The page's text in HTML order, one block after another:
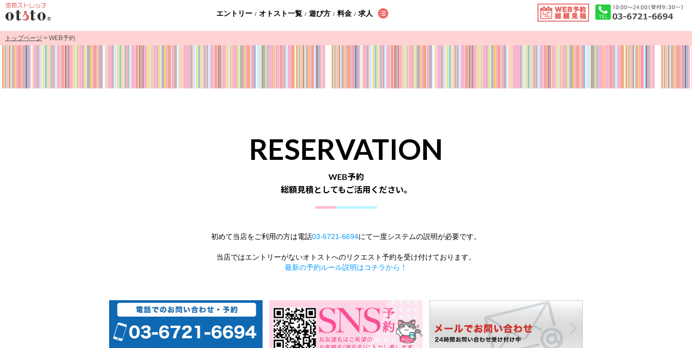
エントリー / オトスト一覧 / 遊び方 / 料金 / 求人
トップページ > WEB予約
RESERVATION
WEB予約
総額見積としてもご活用ください。
初めて当店をご利用の方は電話03-6721-6694にて一度システムの説明が必要です。
当店ではエントリーがないオトストへのリクエスト予約を受け付けております。
最新の予約ルール説明はコチラから！